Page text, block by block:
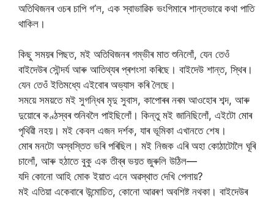
অতিথিজনৰ ওচৰ চাপি গ’ল, এক স্বাভাৱিক ভংগিমাৰে শান্তভাৱে কথা পাতি
থাকিল।
কিছু সময়ৰ পিছত, মই অতিথিজনৰ গম্ভীৰ মাত শুনিলোঁ, যেন তেওঁ
বাইদেউৰ সৌন্দৰ্য আৰু আতিথ্যৰ প্ৰশংসা কৰিছে। বাইদেউ শান্ত, স্থিৰ।
যেন তেওঁ ইতিমধ্যে এইবোৰ অভ্যাস কৰি লৈছে।
সময়ে সময়তে মই সুগন্ধিৰ মৃদু সুবাস, কাপোৰৰ নৰম আওহোৰ শব্দ, আৰু
দুয়োৰে কণ্ঠস্বৰ শুনিবলৈ পাইছিলোঁ। কিন্তু মই জানিছিলোঁ, এইটো মোৰ
পৃথিৱী নহয়। মই কেবল এজন দৰ্শক, যাৰ ভূমিকা এখানতে শেষ।
মোৰ মনটো অস্বস্তিত ভৰি পৰিছিল। মই নিজক এৰি অহা কোঠাটোলৈ ঘূৰি
চালোঁ, আৰু হঠাতে বুকু এক তীব্ৰ ভয়ত জুৰুলি উঠিল—
যদি কোনো আহি মোক ইয়াত এনে অৱস্থাত দেখি পেলায়?
মই এতিয়া একেবাৰে উন্মোচিত, কোনো আৱৰণ অবশিষ্ট নথকা। বাইদেউৰ